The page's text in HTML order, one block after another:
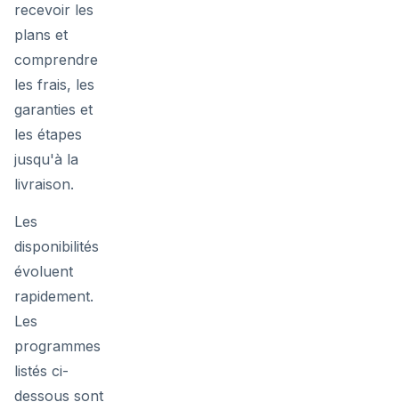
recevoir les
plans et
comprendre
les frais, les
garanties et
les étapes
jusqu'à la
livraison.
Les
disponibilités
évoluent
rapidement.
Les
programmes
listés ci-
dessous sont